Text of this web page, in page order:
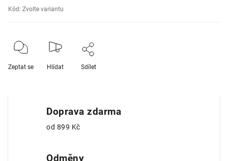
Kód: Zvolte variantu
Zeptat se Hlídat Sdílet
Doprava zdarma
od 899 Kč
Odměny